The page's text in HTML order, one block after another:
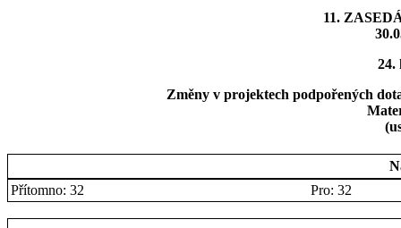
11.
24.
Změny v projektech podpořených
Přítomno: 32
Pro: 32